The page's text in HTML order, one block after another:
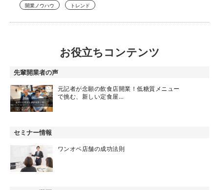
開業ノウハウ トレンド
お役立ちコンテンツ
先輩開業者の声
元記者が念願の飲食店開業！低糖質メニュー
で挑む、新しい定食屋…
セミナー情報
ワンオペ店舗の成功法則